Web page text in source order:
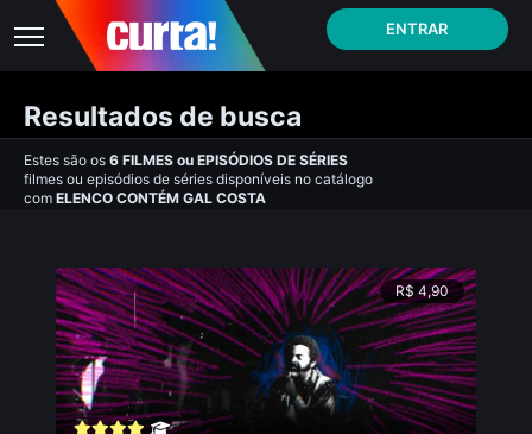
ENTRAR
Resultados de busca
Estes são os 6 FILMES ou EPISÓDIOS DE SÉRIES
filmes ou episódios de séries disponíveis no catálogo
com ELENCO CONTÉM GAL COSTA
R$ 4,90